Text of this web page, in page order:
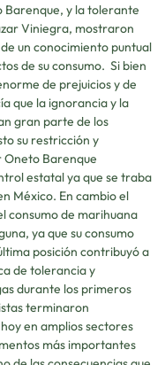
y la tolerante
Viniegra, mostraron
un conocimiento puntual
de su consumo. Si bien
de prejuicios y de
que la ignorancia y la
gran parte de los
su restricción y
Barenque
estatal ya que se traba
México. En cambio el
consumo de marihuana
ya que su consumo
posición contribuyó a
de tolerancia y
durante los primeros
terminaron
en amplios sectores
más importantes